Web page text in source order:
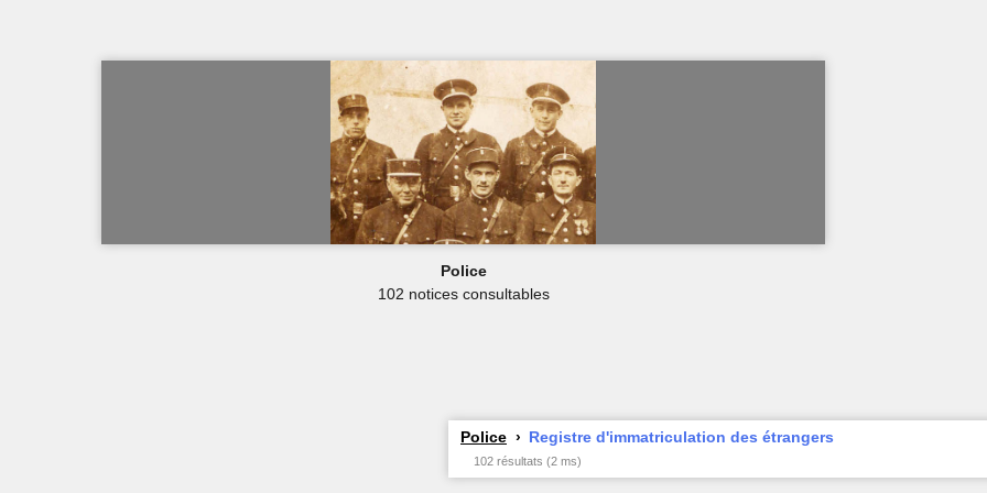
Police
102 notices consultables
Police Registre d'immatriculation des étrangers
102 résultats (2 ms)